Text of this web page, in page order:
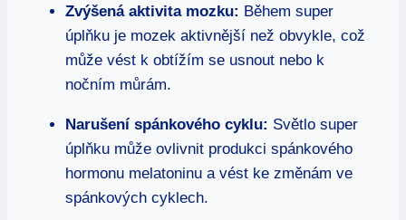
Zvýšená aktivita mozku: Během super
úplňku je mozek aktivnější než obvykle, což
může vést k obtížím se usnout nebo k
nočním můrám.
Narušení spánkového cyklu: Světlo super
úplňku může ovlivnit produkci spánkového
hormonu melatoninu a vést ke změnám ve
spánkových cyklech.